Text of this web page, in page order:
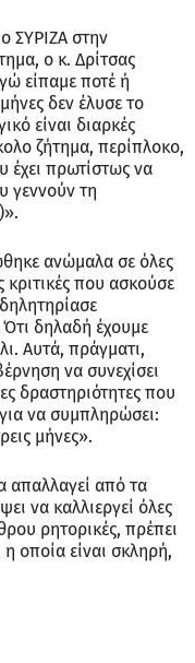
ΣΥΡΙΖΑ στην
ο κ. Δρίτσας
είπαμε ποτέ ή
δεν έλυσε το
είναι διαρκές
ζήτημα, περίπλοκο,
έχει πρωτίστως να
γεννούν τη
ανώμαλα σε όλες
κριτικές που ασκούσε
Ότι δηλαδή έχουμε
Αυτά, πράγματι,
να συνεχίσει
δραστηριότητες που
να συμπληρώσει:
μήνες».
απαλλαγεί από τα
να καλλιεργεί όλες
ρητορικές, πρέπει
οποία είναι σκληρή,